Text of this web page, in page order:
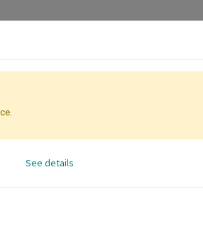
it will auto-complete the form. If you
See details